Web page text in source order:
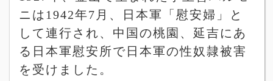
ニは 1942年7 月、日本軍「慰安婦」と
して連行され、中国の桃園、延吉にあ
る日本軍慰安所で日本軍の性奴隷被害
を受けました。